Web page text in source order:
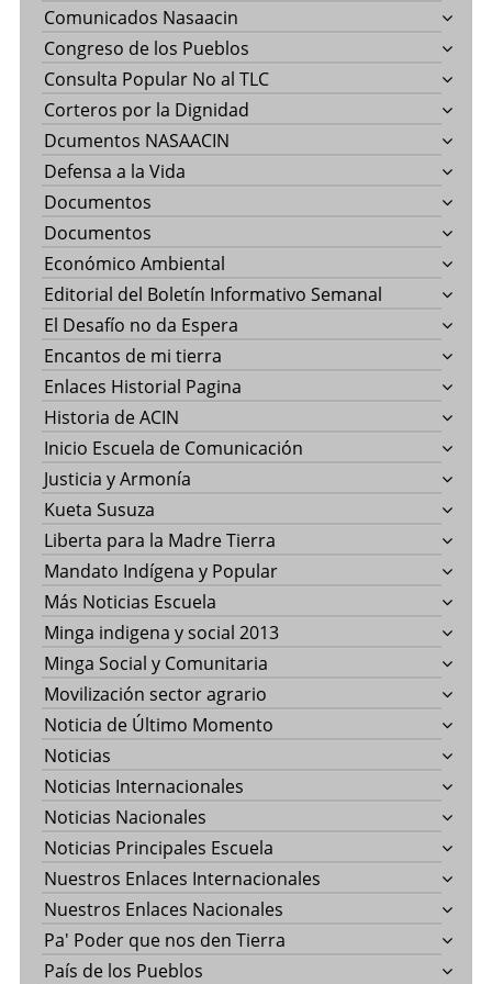
Comunicados Nasaacin
Congreso de los Pueblos
Consulta Popular No al TLC
Corteros por la Dignidad
Dcumentos NASAACIN
Defensa a la Vida
Documentos
Documentos
Económico Ambiental
Editorial del Boletín Informativo Semanal
El Desafío no da Espera
Encantos de mi tierra
Enlaces Historial Pagina
Historia de ACIN
Inicio Escuela de Comunicación
Justicia y Armonía
Kueta Susuza
Liberta para la Madre Tierra
Mandato Indígena y Popular
Más Noticias Escuela
Minga indigena y social 2013
Minga Social y Comunitaria
Movilización sector agrario
Noticia de Último Momento
Noticias
Noticias Internacionales
Noticias Nacionales
Noticias Principales Escuela
Nuestros Enlaces Internacionales
Nuestros Enlaces Nacionales
Pa' Poder que nos den Tierra
País de los Pueblos